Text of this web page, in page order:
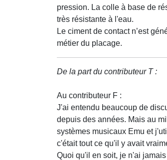
pression. La colle à base de
très résistante à l'eau.
Le ciment de contact n’est
métier du placage.
De la part du contributeur T :
Au contributeur F :
J'ai entendu beaucoup de
depuis des années. Mais au
systèmes musicaux Emu et
c'était tout ce qu'il y avait
Quoi qu'il en soit, je n'ai